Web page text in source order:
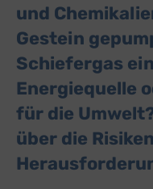
und
Gestein
Schiefergas
Energiequelle
für die
über die